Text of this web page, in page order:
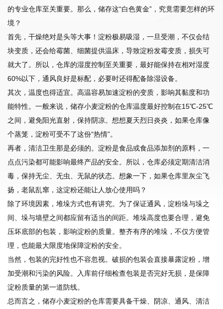
的专业仓库至关重要。那么，储存这“白色黄金”，究竟需要怎样的环
境？
首先，干燥绝对是头等大事！淀粉极易吸湿，一旦受潮，不仅会结
块变质，还会给霉菌、细菌提供温床，导致淀粉发霉变质，损失可
就大了。所以，仓库的湿度控制至关重要，最好能保持在相对湿度
60%以下，通风良好是标配，必要时还得配备除湿设备。
其次，温度也得适宜。高温容易加速淀粉的变质，影响其黏度和功
能特性。一般来说，储存小麦淀粉的仓库温度最好控制在15℃-25℃
之间，避免阳光直射，保持阴凉。想想夏天烈日炎炎，如果仓库像
个蒸笼，淀粉可受不了这份“热情”。
再者，清洁卫生那是必须的。淀粉是食品或食品添加剂的原料，一
点点污染都可能影响最终产品的安全。所以，仓库必须定期清洁消
毒，保持无尘、无虫、无鼠的状态。想象一下，如果仓库里灰尘飞
扬，老鼠乱窜，这淀粉还能让人放心使用吗？
除了环境因素，堆垛方式也有讲究。为了保证通风，淀粉垛与垛之
间、垛与墙壁之间都应留有适当的间距。堆垛高度也要合理，避免
压坏底部的包装，影响淀粉的质量。整齐有序的堆垛，不仅方便管
理，也能最大限度地保障淀粉的安全。
当然，包装的完好性也不容忽视。破损的包装会直接暴露淀粉，增
加受潮和污染的风险。入库前仔细检查包装是否完好无损，是保障
淀粉质量的第一道防线。
总而言之，储存小麦淀粉的仓库需要具备干燥、阴凉、通风、清洁